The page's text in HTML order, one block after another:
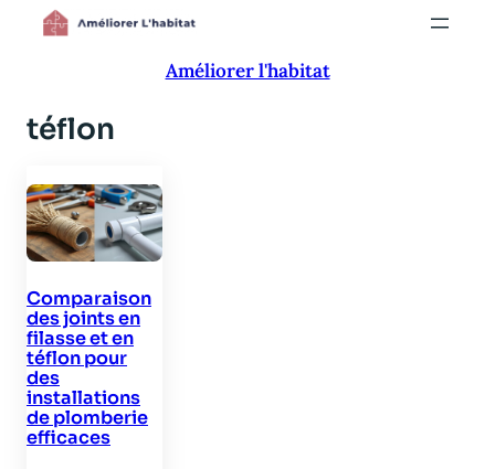
Aller
Améliorer l'habitat
téflon
Comparaison
des joints en
filasse et en
téflon pour
des
installations
de plomberie
efficaces